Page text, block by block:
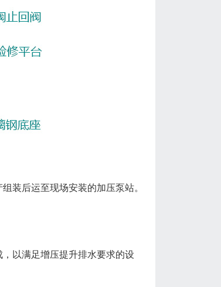
装后运至现场安装的加压泵站。
以满足增压提升排水要求的设